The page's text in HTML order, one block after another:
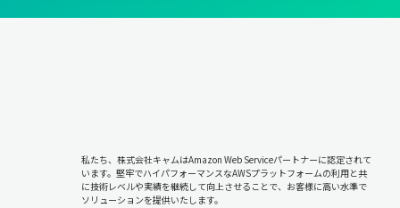
私たち、株式会社キャムはAmazon Web Serviceパートナーに認定されて
います。堅牢でハイパフォーマンスなAWSプラットフォームの利用と共
に技術レベルや実績を継続して向上させることで、お客様に高い水準で
ソリューションを提供いたします。